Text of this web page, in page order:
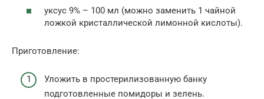
уксус 9% – 100 мл (можно заменить 1 чайной
ложкой кристаллической лимонной кислоты).
Приготовление:
Уложить в простерилизованную банку
подготовленные помидоры и зелень.